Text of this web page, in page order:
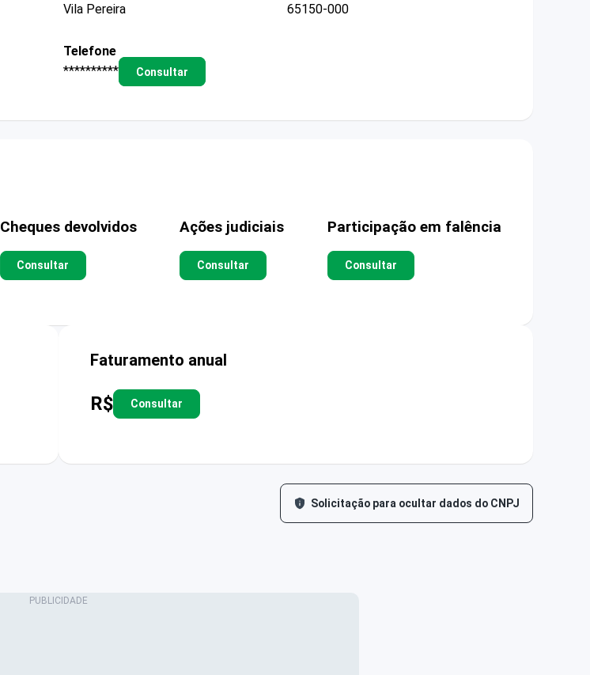
Vila Pereira
65150-000
Telefone
**********
Consultar
Cheques devolvidos
Consultar
Ações judiciais
Consultar
Participação em falência
Consultar
Faturamento anual
R$ Consultar
Solicitação para ocultar dados do CNPJ